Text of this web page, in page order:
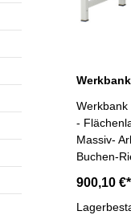
Griffleiste
komplett
lichtgrau,
840 mm
Werkbank
-
Massiv-
Buchen-
900,10 €*